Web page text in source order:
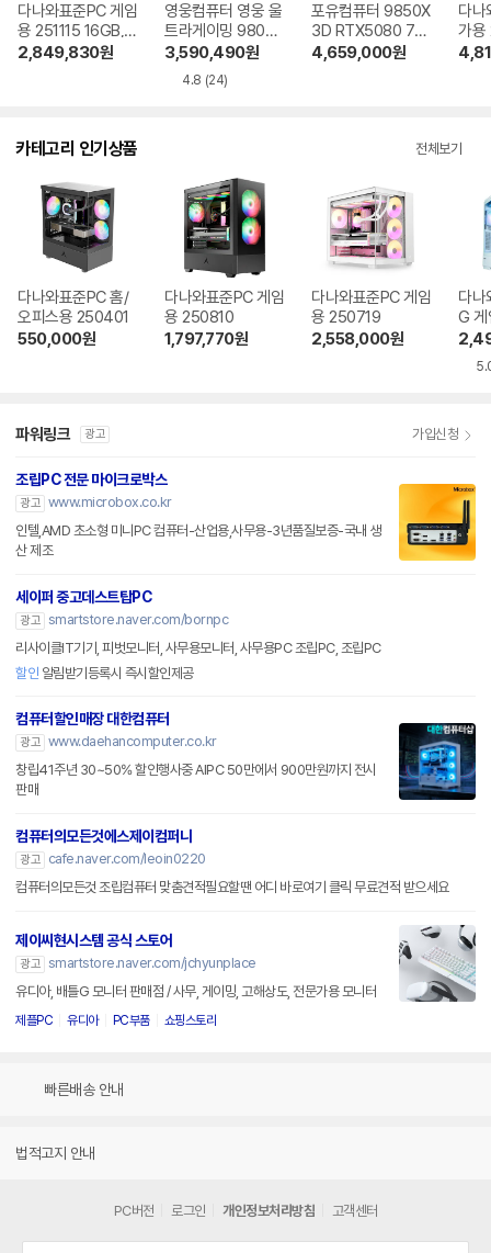
다나와표준PC 게임
용 251115 16GB,
M.2 500GB
2,849,830원
영웅컴퓨터 영웅 울
트라게이밍 9800T
S R7 9800X3D R
TX5070Ti 32GB,
M.2 1TB
3,590,490원
4.8 (24)
포유컴퓨터 9850X
3D RTX5080 70
93 16GB, M.2 512
4,659,000원
다나
가
B,
카테고리 인기상품 전체보기
다나와표준PC 홈/
오피스용 250401
550,000원
다나와표준PC 게임
용 250810
1,797,770원
다나와표준PC 게임
용 250719
2,558,000원
다나
G
파워링크 광고 가입신청
조립PC 전문 마이크로박스
광고 www.microbox.co.kr
인텔,AMD 초소형 미니PC 컴퓨터-산업용,사무용-3년품질보증-국내 생
산 제조
세이퍼 중고데스트탑PC
광고 smartstore.naver.com/bornpc
리사이클IT기기, 피벗모니터, 사무용모니터, 사무용PC 조립PC, 조립PC
할인 알림받기등록시 즉시할인제공
컴퓨터할인매장 대한컴퓨터
광고 www.daehancomputer.co.kr
창립41주년 30~50% 할인행사중 AIPC 50만에서 900만원까지 전시
판매
컴퓨터의모든것에스제이컴퍼니
광고
cafe.naver.com/leoin0220
컴퓨터의모든것 조립컴퓨터 맞춤견적필요할땐 어디 바로여기 클릭 무료견적 받으세요
제이씨현시스템 공식 스토어
광고 smartstore.naver.com/jchyunplace
유디아, 배틀G 모니터 판매점 / 사무, 게이밍, 고해상도, 전문가용 모니터
제플PC 유디아 PC부품 쇼핑스토리
빠른배송 안내
법적고지 안내
PC버전 로그인 개인정보처리방침 고객센터